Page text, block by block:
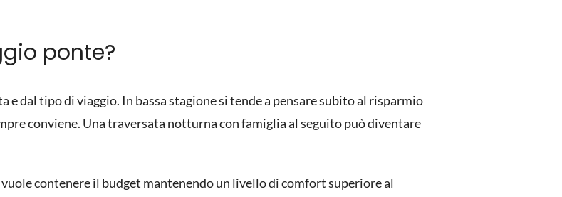
ponte?
e dal tipo di viaggio. In bassa stagione si tende a pensare subito al risparmio
conviene. Una traversata notturna con famiglia al seguito può diventare
contenere il budget mantenendo un livello di comfort superiore al